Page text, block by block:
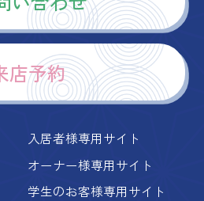
店予約
入居者様専用サイト
オーナー様専用サイト
学生のお客様専用サイト